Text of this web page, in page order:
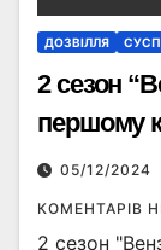
ДОЗВІЛЛЯ
2 сезон
першому
05/12/2024
КОМЕНТАРІВ
2 сезон